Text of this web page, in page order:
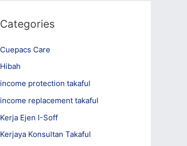
y
r
Categories
Cuepacs Care
Hibah
income protection takaful
income replacement takaful
Kerja Ejen I-Soff
Kerjaya Konsultan Takaful